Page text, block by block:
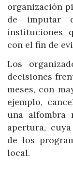
organización
de imputar
instituciones
con el fin de
Los
decisiones
meses, con
ejemplo,
una
apertura,
de los
local.